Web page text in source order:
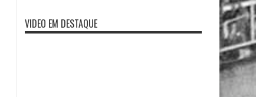
VIDEO EM DESTAQUE